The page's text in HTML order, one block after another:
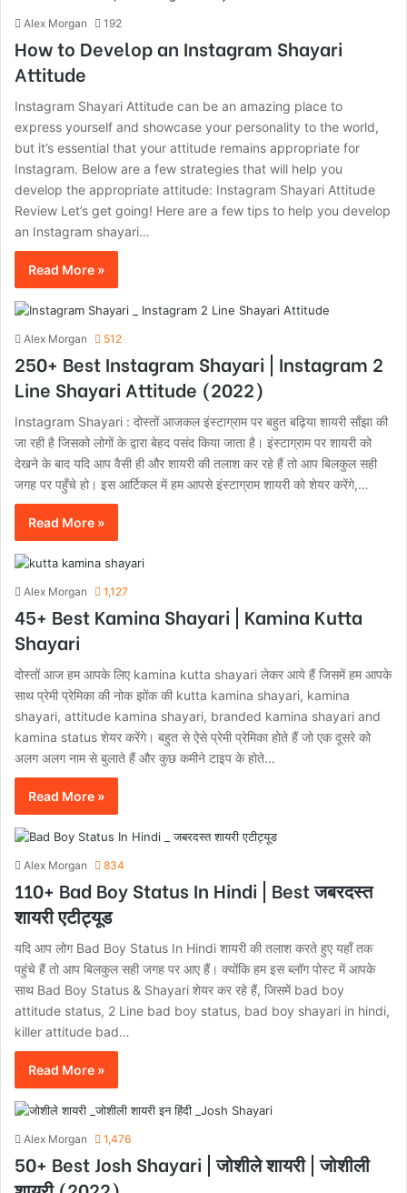
Alex Morgan 192
How to Develop an Instagram Shayari
Attitude
Instagram Shayari Attitude can be an amazing place to
express yourself and showcase your personality to the world,
but it’s essential that your attitude remains appropriate for
Instagram. Below are a few strategies that will help you
develop the appropriate attitude: Instagram Shayari Attitude
Review Let’s get going! Here are a few tips to help you develop
an Instagram shayari…
Read More »
Alex Morgan 512
250+ Best Instagram Shayari | Instagram 2
Line Shayari Attitude (2022)
Instagram Shayari : दोस्तों आजकल इंस्टाग्राम पर बहुत बढ़िया शायरी साँझा की
जा रही है जिसको लोगों के द्वारा बेहद पसंद किया जाता है। इंस्टाग्राम पर शायरी को
देखने के बाद यदि आप वैसी ही और शायरी की तलाश कर रहे हैं तो आप बिलकुल सही
जगह पर पहुँचे हो। इस आर्टिकल में हम आपसे इंस्टाग्राम शायरी को शेयर करेंगे,…
Read More »
Alex Morgan 1,127
45+ Best Kamina Shayari | Kamina Kutta
Shayari
दोस्तों आज हम आपके लिए kamina kutta shayari लेकर आये हैं जिसमें हम आपके
साथ प्रेमी प्रेमिका की नोक झोंक की kutta kamina shayari, kamina
shayari, attitude kamina shayari, branded kamina shayari and
kamina status शेयर करेंगे। बहुत से ऐसे प्रेमी प्रेमिका होते हैं जो एक दूसरे को
अलग अलग नाम से बुलाते हैं और कुछ कमीने टाइप के होते…
Read More »
Alex Morgan 834
110+ Bad Boy Status In Hindi | Best जबरदस्त
शायरी एटीट्यूड
यदि आप लोग Bad Boy Status In Hindi शायरी की तलाश करते हुए यहाँ तक
पहुंचे हैं तो आप बिलकुल सही जगह पर आए हैं। क्योंकि हम इस ब्लॉग पोस्ट में आपके
साथ Bad Boy Status & Shayari शेयर कर रहे हैं, जिसमें bad boy
attitude status, 2 Line bad boy status, bad boy shayari in hindi,
killer attitude bad…
Read More »
Alex Morgan 1,476
50+ Best Josh Shayari | जोशीले शायरी | जोशीली